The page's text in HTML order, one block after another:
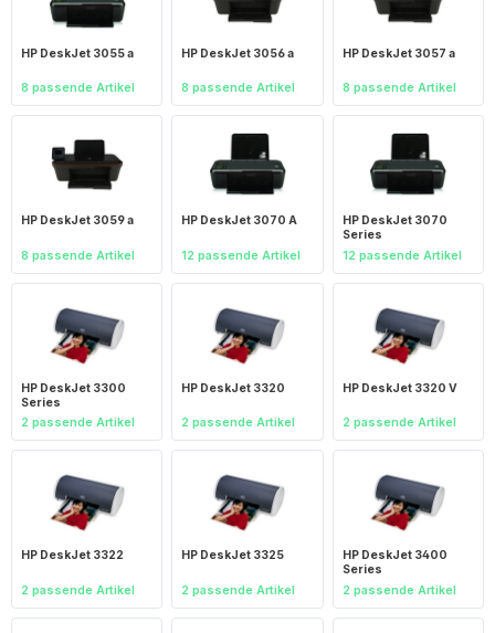
HP DeskJet 3055 a
8 passende Artikel
HP DeskJet 3056 a
8 passende Artikel
HP DeskJet 3057 a
8 passende Artikel
HP DeskJet 3059 a
8 passende Artikel
HP DeskJet 3070 A
12 passende Artikel
HP DeskJet 3070
Series
12 passende Artikel
HP DeskJet 3300
Series
2 passende Artikel
HP DeskJet 3320
2 passende Artikel
HP DeskJet 3320 V
2 passende Artikel
HP DeskJet 3322
2 passende Artikel
HP DeskJet 3325
2 passende Artikel
HP DeskJet 3400
Series
2 passende Artikel